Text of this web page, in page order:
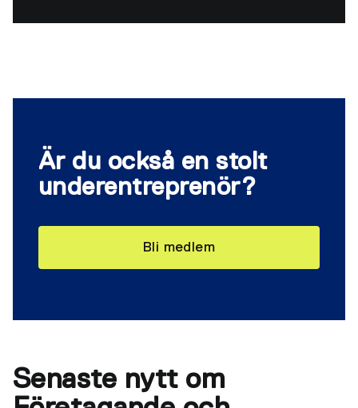
Är du också en stolt
underentreprenör?
Bli medlem
Senaste nytt om